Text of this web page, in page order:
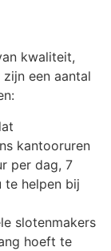
kwaliteit,
een aantal
kantooruren
per dag, 7
te helpen bij
slotenmakers
hoeft te